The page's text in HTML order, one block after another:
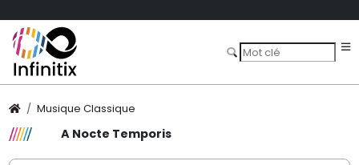
Musique Classique
A Nocte Temporis